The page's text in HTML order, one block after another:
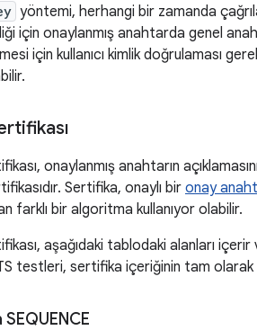
yöntemi, herhangi bir zamanda
için onaylanmış anahtarda genel
için kullanıcı kimlik doğrulaması
onaylanmış anahtarın
Sertifika, onaylı bir onay
farklı bir algoritma kullanıyor olabilir.
aşağıdaki tablodaki alanları
testleri, sertifika içeriğinin tam olarak